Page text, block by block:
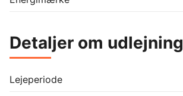
Detaljer om udlejning
Lejeperiode